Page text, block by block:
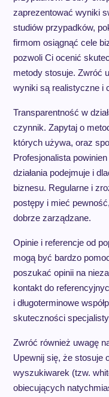
zaprezentować wyniki
studiów przypadków,
firmom osiągnąć cele
pozwoli Ci ocenić
metody stosuje. Zwróć
wyniki są realistyczne i
Transparentność w
czynnik. Zapytaj o
których używa, oraz
Profesjonalista
działania podejmuje i
biznesu. Regularne i
postępy i mieć
dobrze zarządzane.
Opinie i referencje od
mogą być bardzo
poszukać opinii na
kontakt do
i długoterminowe
skuteczności
Zwróć również uwagę
Upewnij się, że stosuje
wyszukiwarek (tzw.
obiecujących